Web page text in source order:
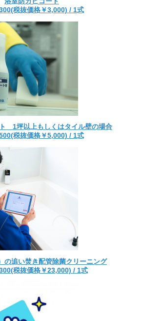
税抜価格￥3,000) / 1式
1坪以上もしくはタイル壁の場合
税抜価格￥5,000) / 1式
の追い焚き配管除菌クリーニング
税抜価格￥23,000) / 1式